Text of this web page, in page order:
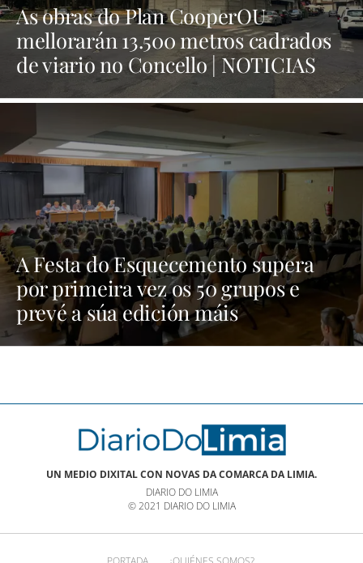
As obras do Plan CooperOU
mellorarán 13.500 metros cadrados
de viario no Concello | NOTICIAS
A Festa do Esquecemento supera
por primeira vez os 50 grupos e
prevé a súa edición máis
multitudinaria | NOTICIAS XINZO
UN MEDIO DIXITAL CON NOVAS DA COMARCA DA LIMIA.
DIARIO DO LIMIA
© 2021 DIARIO DO LIMIA